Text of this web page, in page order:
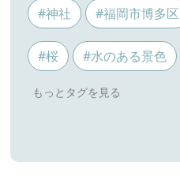
#神社 #福岡市博多区
#桜 #水のある景色